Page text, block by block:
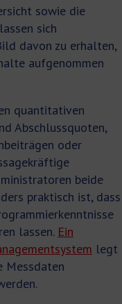
sowie die
sich
davon zu erhalten,
aufgenommen
quantitativen
Abschlussquoten,
oder
beide
praktisch ist, dass
lassen. Ein
legt
Messdaten